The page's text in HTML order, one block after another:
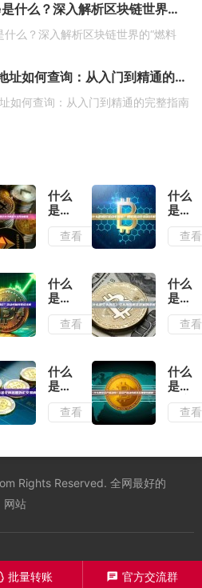
Gas Fee是什么？深入解析区块链世界的“燃料费”
什么？深入解析区块链世界的“燃料
TRC20地址如何查询：从入门到精通的完整指南
如何查询：从入门到精通的完整指南
什么
是跳
空头
寸？
的定
义与
风险
管理
查看
什么
是相
对波
动率
相对
波动
率指
标详
解
查看
什么
是流
动性
偏好
流动
性偏
好理
论详
解
查看
什么
是空
头挤
压？
概念
及案
例详
查看
什么
是
NDFs？
无本
期外
易解
查看
什么
是多
资产
流动
产流
解析
查看
Rights Reserved. 全网最好的
网站
批量转账 󦍁 官方交流群